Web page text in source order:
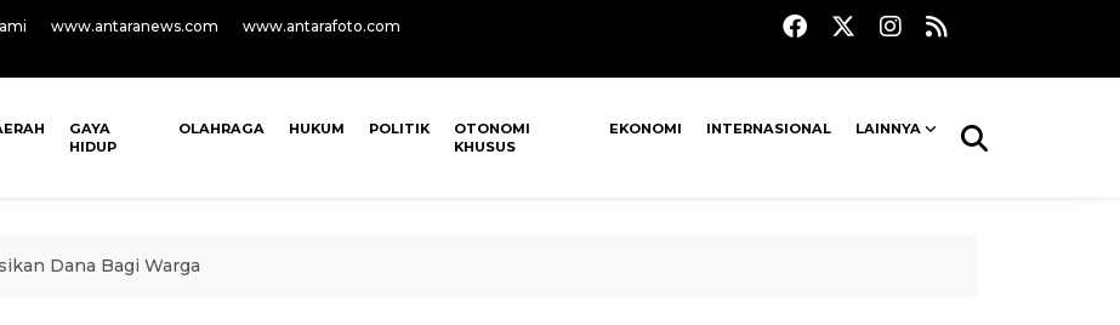
www.antaranews.com
www.antarafoto.com
GAYA
HIDUP
OLAHRAGA HUKUM POLITIK
OTONOMI
KHUSUS
EKONOMI INTERNASIONAL LAINNYA
Dana Bagi Warga